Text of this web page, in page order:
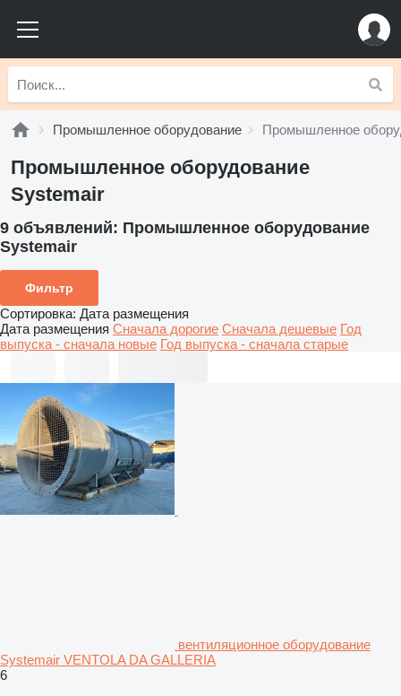
Промышленное оборудование Промышленное
Промышленное оборудование
Systemair
9 объявлений: Промышленное оборудование
Systemair
Фильтр
Сортировка: Дата размещения
Дата размещения Сначала дорогие Сначала дешевые Год
выпуска - сначала новые Год выпуска - сначала старые
вентиляционное оборудование
Systemair VENTOLA DA GALLERIA
6